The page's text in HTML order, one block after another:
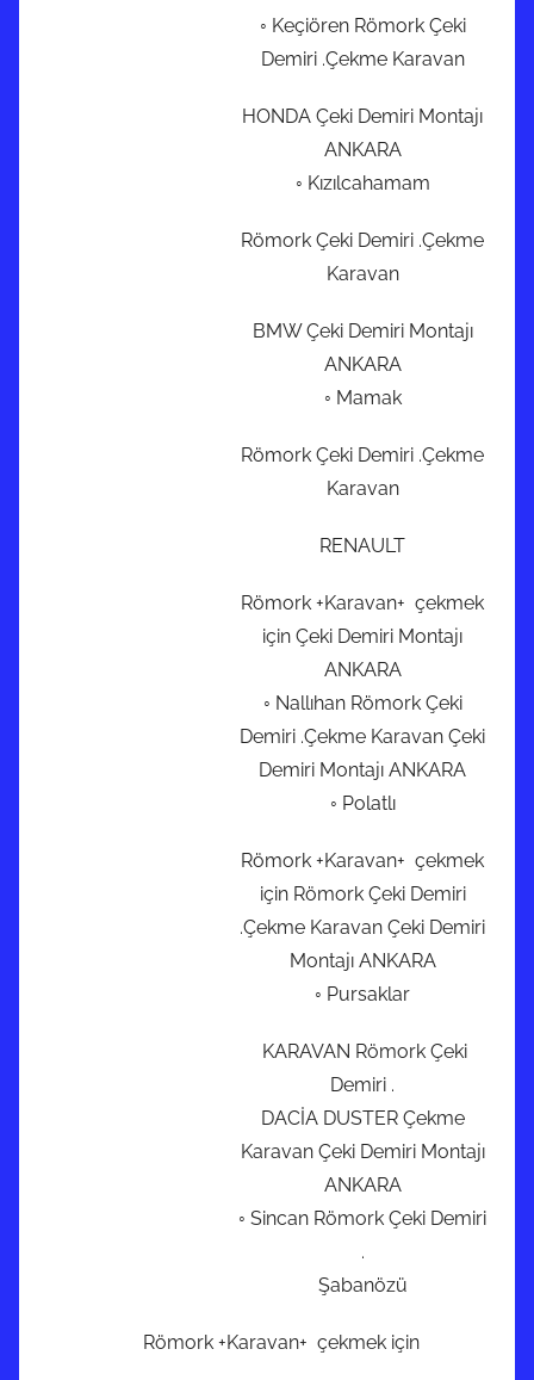
◦ Keçiören Römork Çeki
Demiri .Çekme Karavan
HONDA Çeki Demiri Montajı
ANKARA
◦ Kızılcahamam
Römork Çeki Demiri .Çekme
Karavan
BMW Çeki Demiri Montajı
ANKARA
◦ Mamak
Römork Çeki Demiri .Çekme
Karavan
RENAULT
Römork +Karavan+ çekmek
için Çeki Demiri Montajı
ANKARA
◦ Nallıhan Römork Çeki
Demiri .Çekme Karavan Çeki
Demiri Montajı ANKARA
◦ Polatlı
Römork +Karavan+ çekmek
için Römork Çeki Demiri
.Çekme Karavan Çeki Demiri
Montajı ANKARA
◦ Pursaklar
KARAVAN Römork Çeki
Demiri .
DACİA DUSTER Çekme
Karavan Çeki Demiri Montajı
ANKARA
◦ Sincan Römork Çeki Demiri
.
Şabanözü
Römork +Karavan+ çekmek için